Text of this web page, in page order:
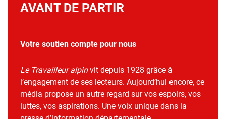
AVANT DE PARTIR
Votre soutien compte pour nous
Le Travailleur alpinvit depuis 1928 grâce à
l’engagement de ses lecteurs. Aujourd’hui encore, ce
média propose un autre regard sur vos espoirs, vos
luttes, vos aspirations. Une voix unique dans la